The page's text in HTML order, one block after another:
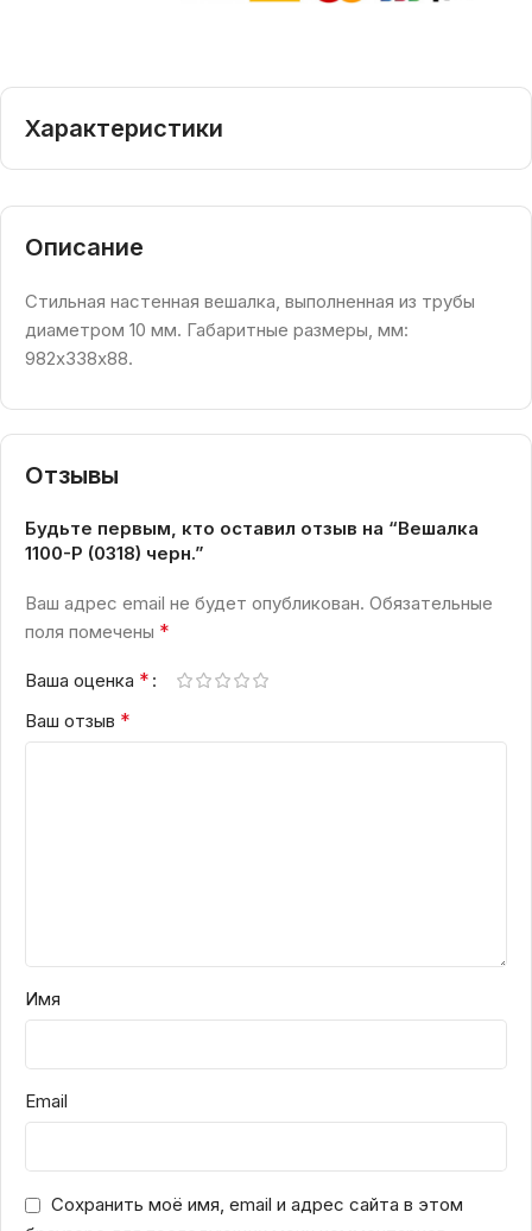
Описание
Стильная настенная вешалка, выполненная из трубы
диаметром 10 мм. Габаритные размеры, мм:
982х338х88.
Характеристики
Отзывы
Будьте первым, кто оставил отзыв на “Вешалка
1100-Р (0318) черн.”
Ваш адрес email не будет опубликован. Обязательные
поля помечены *
Ваша оценка *
Ваш отзыв *
Имя
Email
Сохранить моё имя, email и адрес сайта в этом